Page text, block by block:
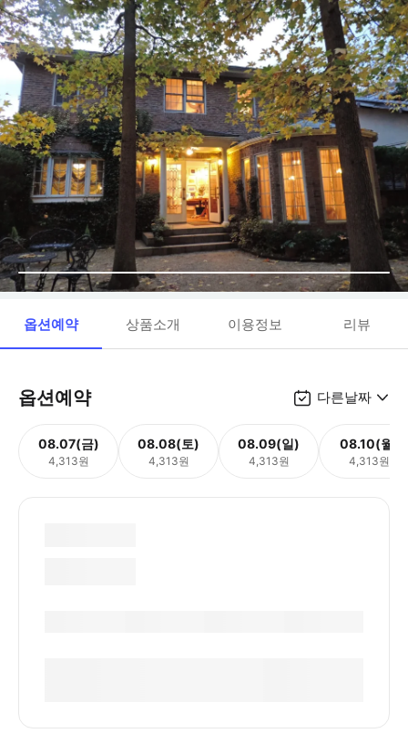
옵션예약 상품소개 이용정보 리뷰
옵션예약 다른날짜
08.07(금)
4,313원
08.08(토)
4,313원
08.09(일)
4,313원
08.10(월)
4,313원